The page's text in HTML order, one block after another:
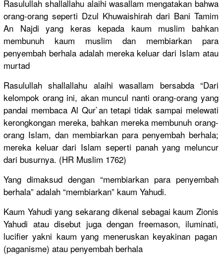
Rasulullah shallallahu alaihi wasallam mengatakan bahwa
orang-orang seperti Dzul Khuwaishirah dari Bani Tamim
An Najdi yang keras kepada kaum muslim bahkan
membunuh kaum muslim dan membiarkan para
penyembah berhala adalah mereka keluar dari Islam atau
murtad
Rasulullah shallallahu alaihi wasallam bersabda “Dari
kelompok orang ini, akan muncul nanti orang-orang yang
pandai membaca Al Qur`an tetapi tidak sampai melewati
kerongkongan mereka, bahkan mereka membunuh orang-
orang Islam, dan membiarkan para penyembah berhala;
mereka keluar dari Islam seperti panah yang meluncur
dari busurnya. (HR Muslim 1762)
Yang dimaksud dengan “membiarkan para penyembah
berhala” adalah “membiarkan” kaum Yahudi.
Kaum Yahudi yang sekarang dikenal sebagai kaum Zionis
Yahudi atau disebut juga dengan freemason, iluminati,
lucifier yakni kaum yang meneruskankeyakinan pagan
(paganisme) atau penyembah berhala